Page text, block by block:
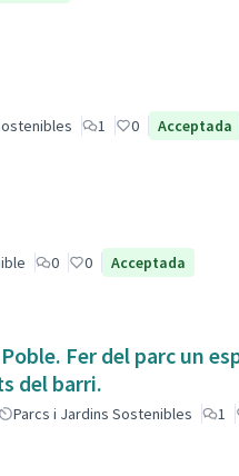
1 0 Acceptada
0 0 Acceptada
Fer del parc un
del barri.
Parcs i Jardins Sostenibles 1